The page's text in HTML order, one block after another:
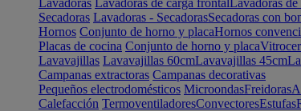
Lavadoras Lavadoras de carga frontalLavadoras
Secadoras Lavadoras - SecadorasSecadoras con
Hornos Conjunto de horno y placaHornos
Placas de cocina Conjunto de horno y placa
Lavavajillas Lavavajillas 60cmLavavajillas 45cm
Campanas extractoras Campanas decorativas
Pequeños electrodomésticos MicroondasFreidoras
Calefacción TermoventiladoresConvectoresEstufas